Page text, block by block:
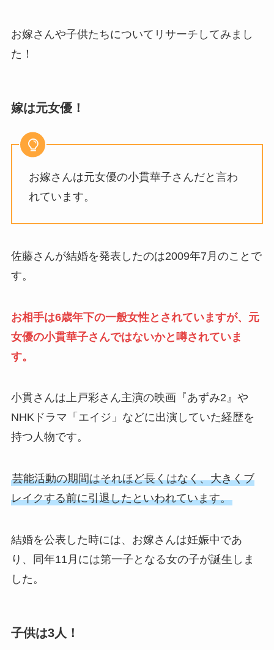
お嫁さんや子供たちについてリサーチしてみまし
た！
嫁は元女優！
お嫁さんは元女優の小貫華子さんだと言わ
れています。
佐藤さんが結婚を発表したのは2009年7月のことで
す。
お相手は6歳年下の一般女性とされていますが、元
女優の小貫華子さんではないかと噂されていま
す。
小貫さんは上戸彩さん主演の映画『あずみ2』や
NHKドラマ「エイジ」などに出演していた経歴を
持つ人物です。
芸能活動の期間はそれほど長くはなく、大きくブ
レイクする前に引退したといわれています。
結婚を公表した時には、お嫁さんは妊娠中であ
り、同年11月には第一子となる女の子が誕生しま
した。
子供は3人！